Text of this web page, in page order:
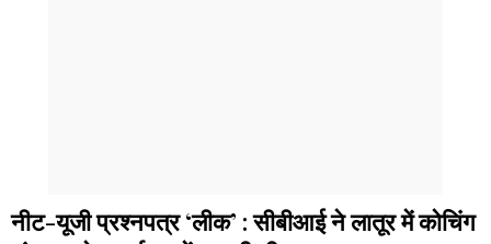
नीट-यूजी प्रश्नपत्र ‘लीक’ : सीबीआई ने लातूर में कोचिंग